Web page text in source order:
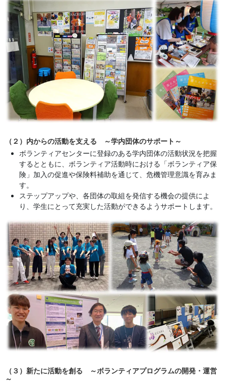
（２）内からの活動を支える ～学内団体のサポート～
ボランティアセンターに登録のある学内団体の活動状況を把握
するとともに、ボランティア活動時における「ボランティア保
険」加入の促進や保険料補助を通じて、危機管理意識を育みま
す。
ステップアップや、各団体の取組を発信する機会の提供によ
り、学生にとって充実した活動ができるようサポートします。
（３）新たに活動を創る ～ボランティアプログラムの開発・運営
～